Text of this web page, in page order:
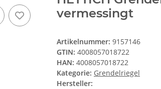
vermessingt
Artikelnummer: 9157146
GTIN: 4008057018722
HAN: 4008057018722
Kategorie: Grendelriegel
Hersteller: